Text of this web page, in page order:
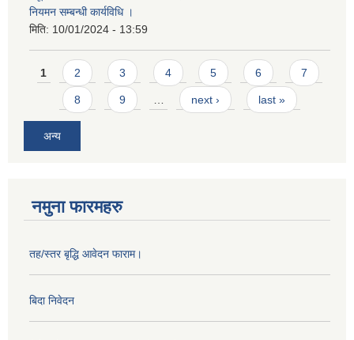
नियमन सम्बन्धी कार्यविधि ।
मिति: 10/01/2024 - 13:59
Pages
1 2 3 4 5 6 7
8 9 next › last »
अन्य
नमुना फारमहरु
तह/स्तर बृद्धि आवेदन फाराम।
बिदा निवेदन